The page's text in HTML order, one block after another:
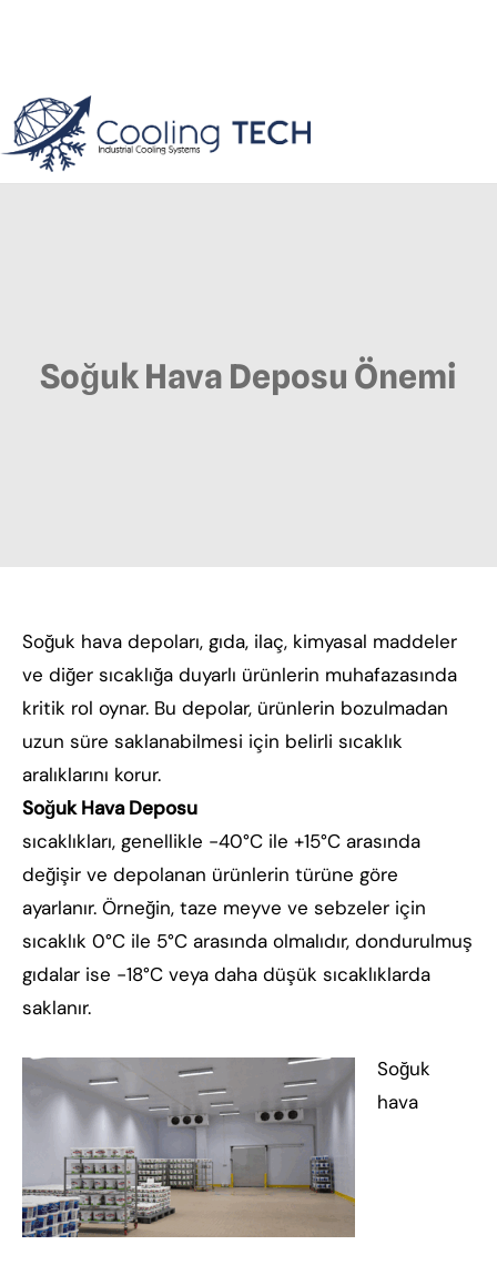
Soğuk Hava Deposu Önemi
Soğuk hava depoları, gıda, ilaç, kimyasal maddeler
ve diğer sıcaklığa duyarlı ürünlerin muhafazasında
kritik rol oynar. Bu depolar, ürünlerin bozulmadan
uzun süre saklanabilmesi için belirli sıcaklık
aralıklarını korur.
Soğuk Hava Deposu
sıcaklıkları, genellikle -40°C ile +15°C arasında
değişir ve depolanan ürünlerin türüne göre
ayarlanır. Örneğin, taze meyve ve sebzeler için
sıcaklık 0°C ile 5°C arasında olmalıdır, dondurulmuş
gıdalar ise -18°C veya daha düşük sıcaklıklarda
saklanır.
Soğuk
hava